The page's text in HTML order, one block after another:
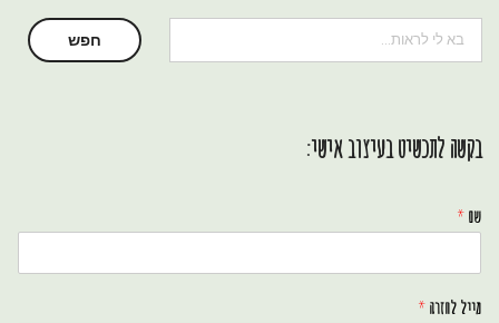
חיפוש חפש
בקשה לתכשיט בעיצוב אישי:
שם *
מייל לחזרה *